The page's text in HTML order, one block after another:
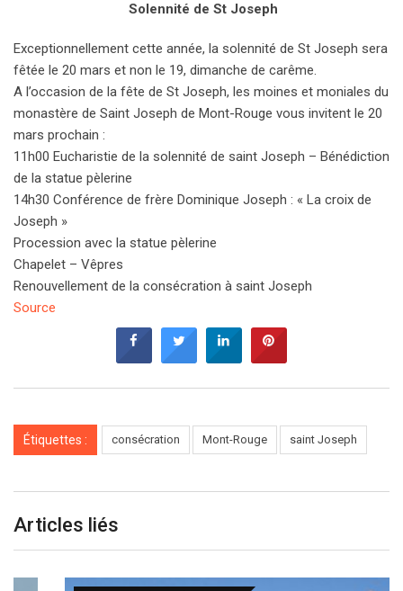
Solennité de St Joseph
Exceptionnellement cette année, la solennité de St Joseph sera
fêtée le 20 mars et non le 19, dimanche de carême.
A l’occasion de la fête de St Joseph, les moines et moniales du
monastère de Saint Joseph de Mont-Rouge vous invitent le 20
mars prochain :
11h00 Eucharistie de la solennité de saint Joseph – Bénédiction
de la statue pèlerine
14h30 Conférence de frère Dominique Joseph : « La croix de
Joseph »
Procession avec la statue pèlerine
Chapelet – Vêpres
Renouvellement de la consécration à saint Joseph
Source
Étiquettes : consécration Mont-Rouge saint Joseph
Articles liés